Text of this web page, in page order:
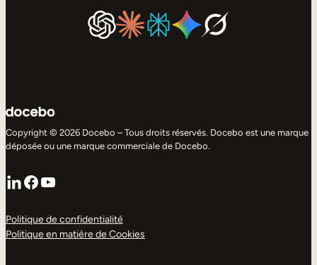
Copyright © 2026 Docebo – Tous droits réservés. Docebo est une marque
déposée ou une marque commerciale de Docebo.
LinkedIn
Facebook
YouTube
Politique de confidentialité
Politique en matière de Cookies